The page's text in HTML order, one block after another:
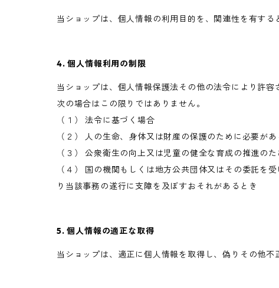
当ショップは、個人情報の利用目的を、関連性を有す
4. 個人情報利用の制限
当ショップは、個人情報保護法その他の法令により許
次の場合はこの限りではありません。
（１） 法令に基づく場合
（２） 人の生命、身体又は財産の保護のために必要が
（３） 公衆衛生の向上又は児童の健全な育成の推進の
（４） 国の機関もしくは地方公共団体又はその委託を
り当該事務の遂行に支障を及ぼすおそれがあるとき
5. 個人情報の適正な取得
当ショップは、適正に個人情報を取得し、偽りその他不